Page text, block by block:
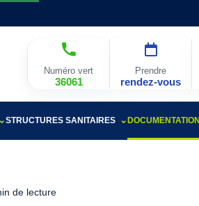
Numéro vert
36061
Prendre
rendez-vous
STRUCTURES SANITAIRES DOCUMENTATION
de lecture